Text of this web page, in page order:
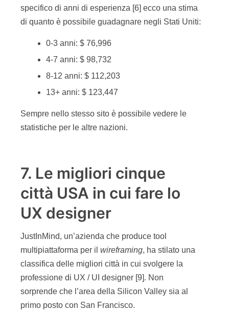
specifico di anni di esperienza [6] ecco una stima
di quanto è possibile guadagnare negli Stati Uniti:
0-3 anni: $ 76,996
4-7 anni: $ 98,732
8-12 anni: $ 112,203
13+ anni: $ 123,447
Sempre nello stesso sito è possibile vedere le
statistiche per le altre nazioni.
7. Le migliori cinque
città USA in cui fare lo
UX designer
JustInMind, un’azienda che produce tool
multipiattaforma per il wireframing, ha stilato una
classifica delle migliori città in cui svolgere la
professione di UX / UI designer [9]. Non
sorprende che l’area della Silicon Valley sia al
primo posto con San Francisco.